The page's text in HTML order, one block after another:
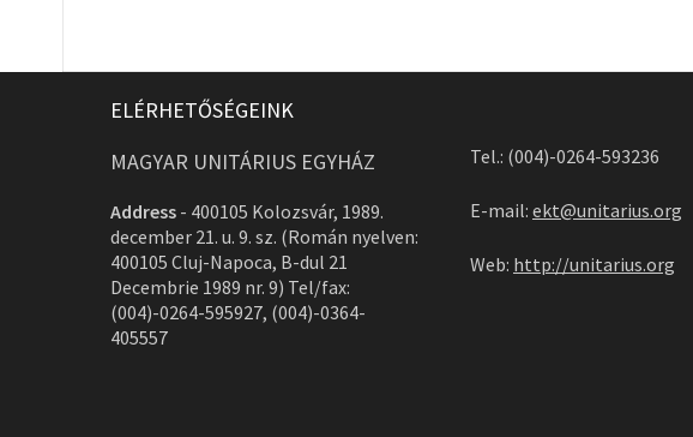
ELÉRHETŐSÉGEINK
MAGYAR UNITÁRIUS EGYHÁZ
Address - 400105 Kolozsvár, 1989.
december 21. u. 9. sz. (Román nyelven:
400105 Cluj-Napoca, B-dul 21
Decembrie 1989 nr. 9) Tel/fax:
(004)-0264-595927, (004)-0364-
405557
Tel.: (004)-0264-593236
E-mail: ekt@unitarius.org
Web: http://unitarius.org